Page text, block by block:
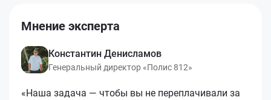
Мнение эксперта
Константин Денисламов
Генеральный директор «Полис 812»
«Наша задача — чтобы вы не переплачивали за